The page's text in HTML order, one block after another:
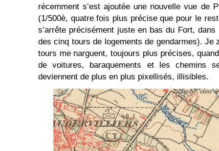
récemment s’est ajoutée une nouvelle vue de
(1/500è, quatre fois plus précise que pour le
s’arrête précisément juste en bas du Fort,
des cinq tours de logements de gendarmes). Je
tours me narguent, toujours plus précises,
de voitures, baraquements et les chemins
deviennent de plus en plus pixellisés, illisibles.